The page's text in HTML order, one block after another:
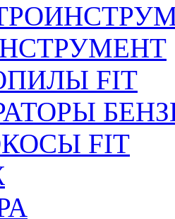
FIT
FIT